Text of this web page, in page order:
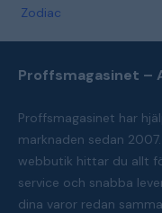
Zodiac
Proffsmagasinet –
Proffsmagasinet har
marknaden sedan
webbutik hittar du allt
service och snabba
dina varor redan